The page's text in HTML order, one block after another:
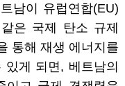
남이 유럽연합(EU)
은 국제 탄소 규제
통해 재생 에너지를
게 되면, 베트남의